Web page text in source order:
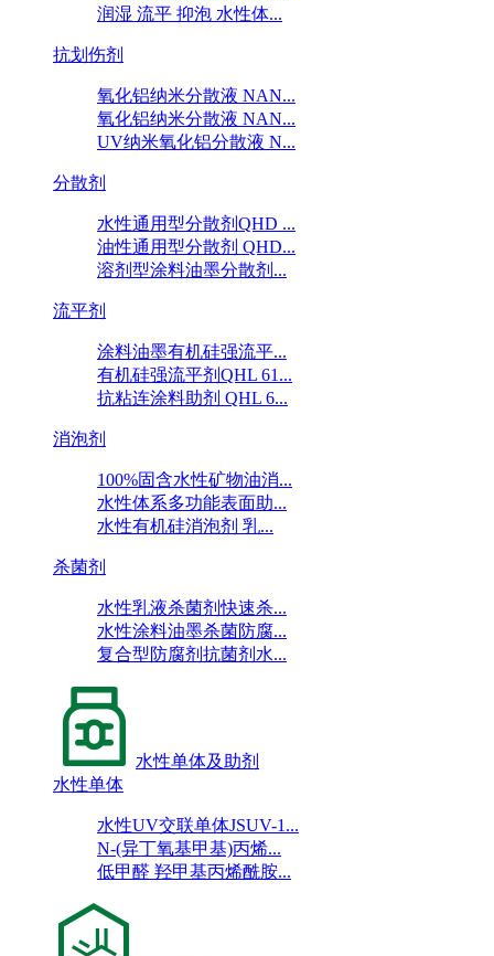
润湿 流平 抑泡 水性体...
抗划伤剂
氧化铝纳米分散液 NAN...
氧化铝纳米分散液 NAN...
UV纳米氧化铝分散液 N...
分散剂
水性通用型分散剂QHD ...
油性通用型分散剂 QHD...
溶剂型涂料油墨分散剂...
流平剂
涂料油墨有机硅强流平...
有机硅强流平剂QHL 61...
抗粘连涂料助剂 QHL 6...
消泡剂
100%固含水性矿物油消...
水性体系多功能表面助...
水性有机硅消泡剂 乳...
杀菌剂
水性乳液杀菌剂快速杀...
水性涂料油墨杀菌防腐...
复合型防腐剂抗菌剂水...
水性单体及助剂
水性单体
水性UV交联单体JSUV-1...
N-(异丁氧基甲基)丙烯...
低甲醛 羟甲基丙烯酰胺...